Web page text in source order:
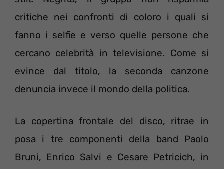
critiche nei confronti di coloro i quali si
fanno i selfie e verso quelle persone che
cercano celebrità in televisione. Come si
evince dal titolo, la seconda canzone
denuncia invece il mondo della politica.
La copertina frontale del disco, ritrae in
posa i tre componenti della band Paolo
Bruni, Enrico Salvi e Cesare Petricich, in